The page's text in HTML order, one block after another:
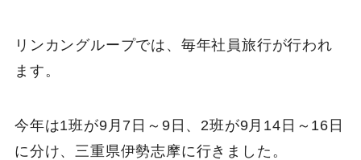
リンカングループでは、毎年社員旅行が行われ
ます。
今年は1班が9月7日～9日、2班が9月14日～16日
に分け、三重県伊勢志摩に行きました。